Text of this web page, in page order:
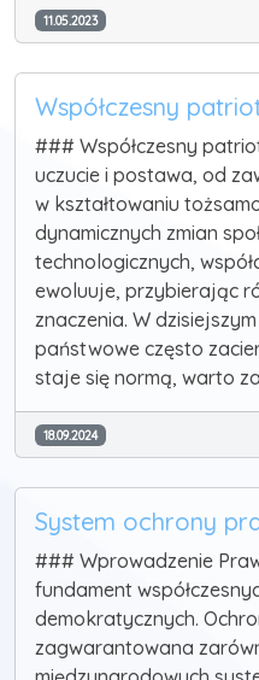
11.05.2023
Współczesny
### Współczesny
uczucie i postawa, od
w kształtowaniu
dynamicznych zmian
technologicznych,
ewoluuje, przybierając
znaczenia. W
państwowe często
staje się normą, warto
18.09.2024
System ochrony
### Wprowadzenie
fundament
demokratycznych.
zagwarantowana